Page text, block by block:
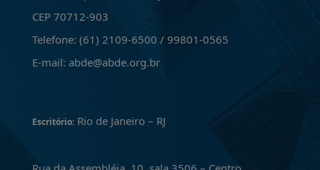
CEP 70712-903
Telefone: (61) 2109-6500 / 99801-0565
E-mail: abde@abde.org.br
Escritório:Rio de Janeiro – RJ